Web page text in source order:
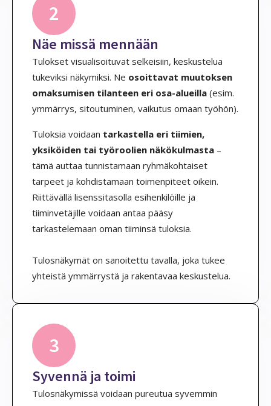
2
Näe missä mennään
Tulokset visualisoituvat selkeisiin, keskustelua
tukeviksi näkymiksi. Ne osoittavat muutoksen
omaksumisen tilanteen eri osa-alueilla (esim.
ymmärrys, sitoutuminen, vaikutus omaan työhön).
Tuloksia voidaan tarkastella eri tiimien,
yksiköiden tai työroolien näkökulmasta –
tämä auttaa tunnistamaan ryhmäkohtaiset
tarpeet ja kohdistamaan toimenpiteet oikein.
Riittävällä lisenssitasolla esihenkilöille ja
tiiminvetäjille voidaan antaa pääsy
tarkastelemaan oman tiiminsä tuloksia.
Tulosnäkymät on sanoitettu tavalla, joka tukee
yhteistä ymmärrystä ja rakentavaa keskustelua.
3
Syvennä ja toimi
Tulosnäkymissä voidaan pureutua syvemmin